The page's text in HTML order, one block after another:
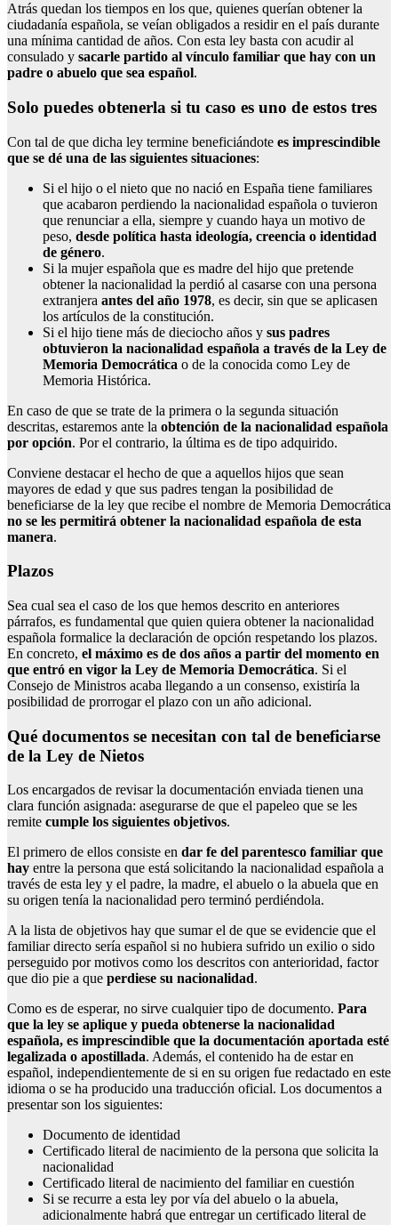
Atrás quedan los tiempos en los que, quienes querían obtener la
ciudadanía española, se veían obligados a residir en el país durante
una mínima cantidad de años. Con esta ley basta con acudir al
consulado y sacarle partido al vínculo familiar que hay con un
padre o abuelo que sea español.
Solo puedes obtenerla si tu caso es uno de estos tres
Con tal de que dicha ley termine beneficiándote es imprescindible
que se dé una de las siguientes situaciones:
Si el hijo o el nieto que no nació en España tiene familiares
que acabaron perdiendo la nacionalidad española o tuvieron
que renunciar a ella, siempre y cuando haya un motivo de
peso, desde política hasta ideología, creencia o identidad
de género.
Si la mujer española que es madre del hijo que pretende
obtener la nacionalidad la perdió al casarse con una persona
extranjera antes del año 1978, es decir, sin que se aplicasen
los artículos de la constitución.
Si el hijo tiene más de dieciocho años y sus padres
obtuvieron la nacionalidad española a través de la Ley de
Memoria Democrática o de la conocida como Ley de
Memoria Histórica.
En caso de que se trate de la primera o la segunda situación
descritas, estaremos ante la obtención de la nacionalidad española
por opción. Por el contrario, la última es de tipo adquirido.
Conviene destacar el hecho de que a aquellos hijos que sean
mayores de edad y que sus padres tengan la posibilidad de
beneficiarse de la ley que recibe el nombre de Memoria Democrática
no se les permitirá obtener la nacionalidad española de esta
manera.
Plazos
Sea cual sea el caso de los que hemos descrito en anteriores
párrafos, es fundamental que quien quiera obtener la nacionalidad
española formalice la declaración de opción respetando los plazos.
En concreto, el máximo es de dos años a partir del momento en
que entró en vigor la Ley de Memoria Democrática. Si el
Consejo de Ministros acaba llegando a un consenso, existiría la
posibilidad de prorrogar el plazo con un año adicional.
Qué documentos se necesitan con tal de beneficiarse
de la Ley de Nietos
Los encargados de revisar la documentación enviada tienen una
clara función asignada: asegurarse de que el papeleo que se les
remite cumple los siguientes objetivos.
El primero de ellos consiste en dar fe del parentesco familiar que
hay entre la persona que está solicitando la nacionalidad española a
través de esta ley y el padre, la madre, el abuelo o la abuela que en
su origen tenía la nacionalidad pero terminó perdiéndola.
A la lista de objetivos hay que sumar el de que se evidencie que el
familiar directo sería español si no hubiera sufrido un exilio o sido
perseguido por motivos como los descritos con anterioridad, factor
que dio pie a que perdiese su nacionalidad.
Como es de esperar, no sirve cualquier tipo de documento. Para
que la ley se aplique y pueda obtenerse la nacionalidad
española, es imprescindible que la documentación aportada esté
legalizada o apostillada. Además, el contenido ha de estar en
español, independientemente de si en su origen fue redactado en este
idioma o se ha producido una traducción oficial. Los documentos a
presentar son los siguientes:
Documento de identidad
Certificado literal de nacimiento de la persona que solicita la
nacionalidad
Certificado literal de nacimiento del familiar en cuestión
Si se recurre a esta ley por vía del abuelo o la abuela,
adicionalmente habrá que entregar un certificado literal de